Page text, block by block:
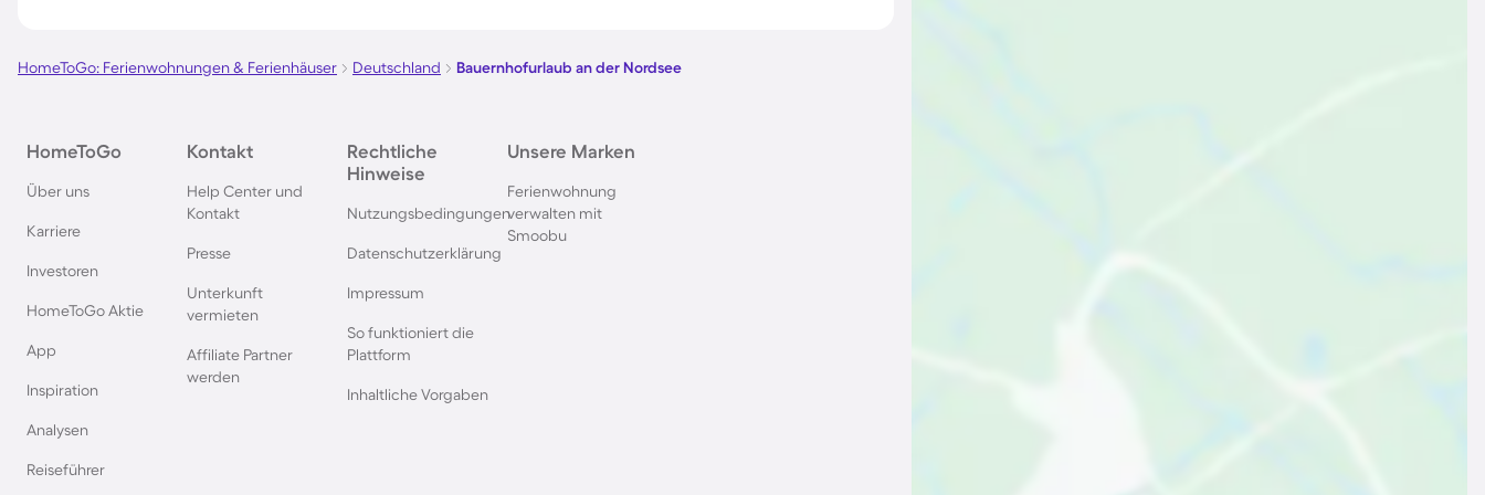
HomeToGo: Ferienwohnungen & Ferienhäuser Deutschland Bauernhofurlaub an der Nordsee
HomeToGo
Über uns
Karriere
Investoren
HomeToGo Aktie
App
Inspiration
Analysen
Reiseführer
Kontakt
Help Center und
Kontakt
Presse
Unterkunft
vermieten
Affiliate Partner
werden
Rechtliche
Hinweise
Nutzungsbedingungen
Datenschutzerklärung
Impressum
So funktioniert die
Plattform
Inhaltliche Vorgaben
Unsere Marken
Ferienwohnung
verwalten mit
Smoobu